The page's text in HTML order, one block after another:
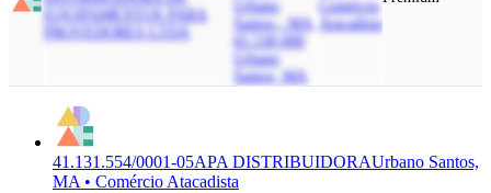
EQUIPAMENTOS PARA
PROVEDORES LTDA
Urbano
Santos - MA,
65.530-000
Urbano
Santos, MA
Comércio
Atacadista
41.131.554/0001-05APA DISTRIBUIDORAUrbano Santos,
MA • Comércio Atacadista